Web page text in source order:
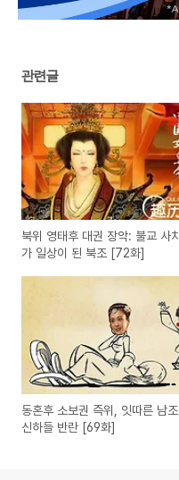
관련글
북위 영태후 대권 장악: 불교 사치
가 일상이 된 북조 [72화]
동혼후 소보권 즉위, 잇따른 남조
신하들 반란 [69화]